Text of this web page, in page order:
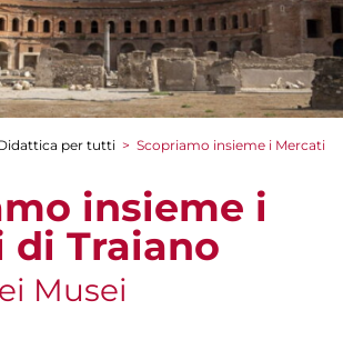
per tutti > Scopriamo insieme i Mercati
insieme i
di Traiano
Musei